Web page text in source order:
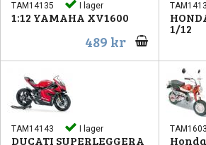
TAM14135 I lager
1:12 YAMAHA XV1600
489 kr
1/12
TAM14143 I lager
DUCATI SUPERLEGGERA